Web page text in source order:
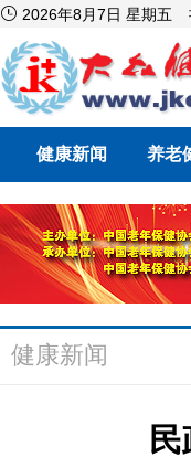
 2026年8月7日 星期五
健康新闻 养老
健康新闻